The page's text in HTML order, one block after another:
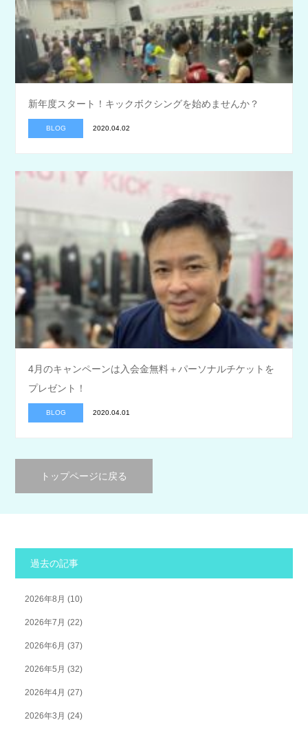
新年度スタート！キックボクシングを始めませんか？
BLOG 2020.04.02
4月のキャンペーンは入会金無料＋パーソナルチケットを
プレゼント！
BLOG 2020.04.01
トップページに戻る
過去の記事
2026年8月 (10)
2026年7月 (22)
2026年6月 (37)
2026年5月 (32)
2026年4月 (27)
2026年3月 (24)